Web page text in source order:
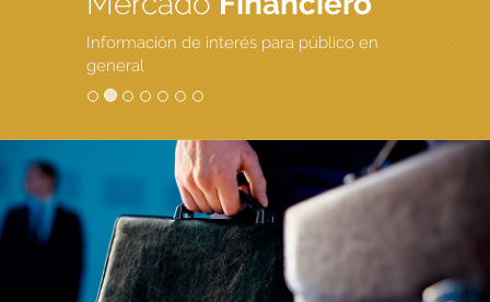
Información de interés para público en
general